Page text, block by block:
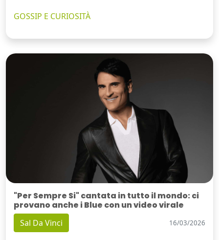
GOSSIP E CURIOSITÀ
"Per Sempre Si" cantata in tutto il mondo: ci
provano anche i Blue con un video virale
Sal Da Vinci 16/03/2026